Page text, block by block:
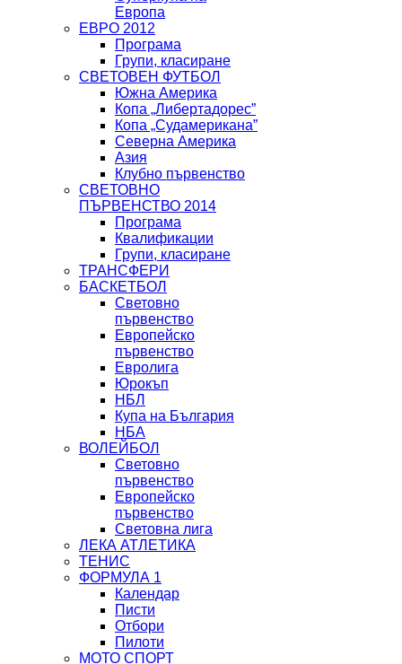
Европа
ЕВРО 2012
Програма
Групи, класиране
СВЕТОВЕН ФУТБОЛ
Южна Америка
Копа „Либертадорес”
Копа „Судамерикана”
Северна Америка
Азия
Клубно първенство
СВЕТОВНО
ПЪРВЕНСТВО 2014
Програма
Квалификации
Групи, класиране
ТРАНСФЕРИ
БАСКЕТБОЛ
Световно
първенство
Европейско
първенство
Евролига
Юрокъп
НБЛ
Купа на България
НБА
ВОЛЕЙБОЛ
Световно
първенство
Европейско
първенство
Световна лига
ЛЕКА АТЛЕТИКА
ТЕНИС
ФОРМУЛА 1
Календар
Писти
Отбори
Пилоти
МОТО СПОРТ